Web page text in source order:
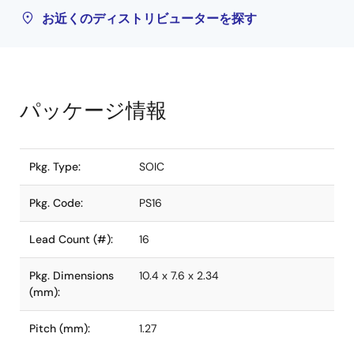
お近くのディストリビューターを探す
パッケージ情報
Pkg. Type: SOIC
Pkg. Code: PS16
Lead Count (#): 16
Pkg. Dimensions
(mm):
10.4 x 7.6 x 2.34
Pitch (mm): 1.27